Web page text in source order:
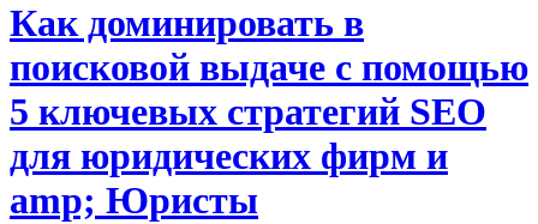
Как доминировать в
поисковой выдаче с помощью
5 ключевых стратегий SEO
для юридических фирм и
amp; Юристы